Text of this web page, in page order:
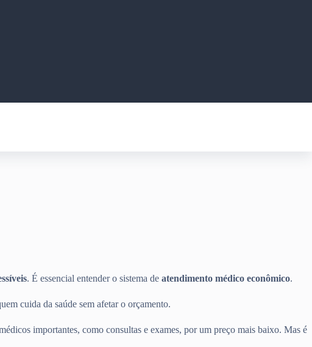
. É essencial entender o sistema de atendimento médico econômico.
cuida da saúde sem afetar o orçamento.
importantes, como consultas e exames, por um preço mais baixo. Mas é